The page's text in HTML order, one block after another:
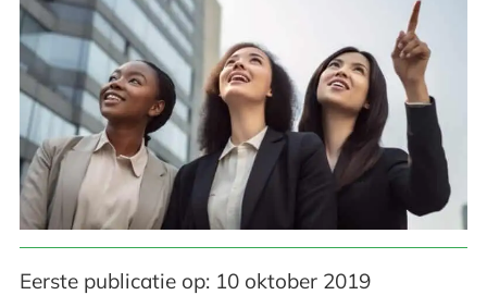
Eerste publicatie op: 10 oktober 2019